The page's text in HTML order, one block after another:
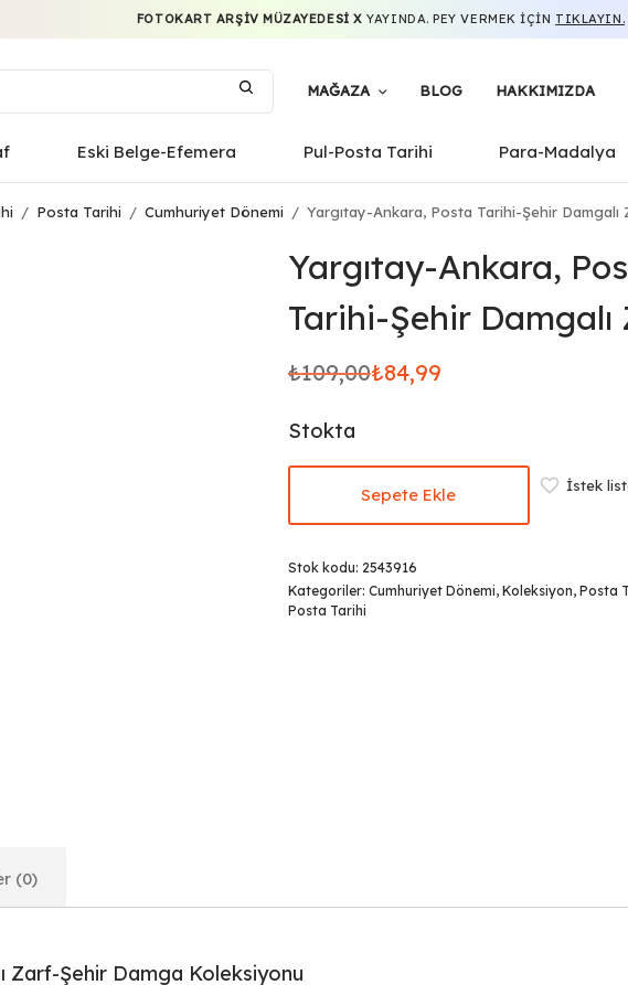
FOTOKART ARŞIV MÜZAYEDESI X YAYINDA. PEY VERMEK IÇIN TIKLAYIN.
MAĞAZA BLOG HAKKIMIZDA
Eski Belge-Efemera Pul-Posta Tarihi Para-Madalya
/ Posta Tarihi / Cumhuriyet Dönemi / Yargıtay-Ankara, Posta Tarihi-Şehir Damgalı
Yargıtay-Ankara,
Tarihi-Şehir
₺109,00
Orijinal
₺109,00.
₺84,99
Şu
fiyat:
₺84,99.
Stokta
Sepete Ekle İstek
Stok kodu: 2543916
Kategoriler: Cumhuriyet Dönemi, Koleksiyon, Posta
Posta Tarihi
(0)
Zarf-Şehir Damga Koleksiyonu